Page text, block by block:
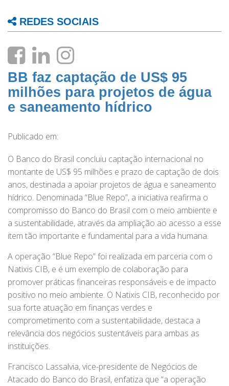
REDES SOCIAIS
BB faz captação de US$ 95
milhões para projetos de água
e saneamento hídrico
Publicado em:
O Banco do Brasil concluiu captação internacional no
montante de US$ 95 milhões e prazo de captação de dois
anos, destinada a apoiar projetos de água e saneamento
hídrico. Denominada “Blue Repo”, a iniciativa reafirma o
compromisso do Banco do Brasil com o meio ambiente e
a sustentabilidade, através da ampliação ao acesso a esse
item tão importante e fundamental para a vida humana.
A operação “Blue Repo” foi realizada em parceria com o
Natixis CIB, e é um exemplo de colaboração para
promover práticas financeiras responsáveis e de impacto
positivo no meio ambiente. O Natixis CIB, reconhecido por
sua forte atuação em finanças verdes e
comprometimento com a sustentabilidade, destaca a
relevância dos negócios sustentáveis para ambas as
instituições.
Francisco Lassalvia, vice-presidente de Negócios de
Atacado do Banco do Brasil, enfatiza que “a operação